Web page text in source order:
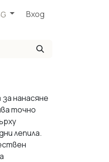
Вход
нанасяне
точно
лепила.